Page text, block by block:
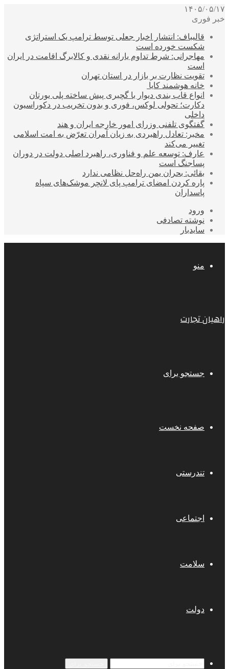
۱۴۰۵/۰۵/۱۷
خبر فوری
قالیباف: انتشار اخبار جعلی توسط ترامپ یک استراتژی
شکست خورده است
مهاجرانی: شرط تداوم یارانه نقدی و کالابرگ اقامت در ایران
است
تقویت نظارت بر بازار در استان تهران
خانه هوشمند کایا
انواع قاب بندی دیوار با گچبری پیش ساخته پلی یورتان
دکارت؛ تحولی لوکس، فوری و بدون تخریب در دکوراسیون
داخلی
گفتگوی تلفنی وزرای امور خارجه ایران و هند
مخبر: تعادل راهبردی به زیان آمران تعرّض به امت اسلامی
تغییر می‌کند
عارف: توسعه علم و فناوری، راهبرد اصلی دولت در دوران
پساجنگ است
بقائی: بحران یمن راه‌حل نظامی ندارد
پاره کردن امضای ترامپ پای لانچر موشک‌های سپاه
پاسداران
ورود
نوشته تصادفی
سایدبار
منو
راهیان تجارت
جستجو برای
صفحه نخست
تندرستی
اجتماعی
سلامت
دولت